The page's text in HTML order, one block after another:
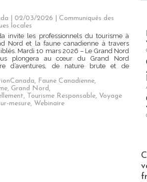
| 02/03/2026
Communiqués des
locales
invite les professionnels du tourisme à
Nord et la faune canadienne à travers
Mardi 10 mars 2026 – Le Grand Nord
plongera au cœur du Grand Nord
d’aventures, de nature brute et de
, Faune Canadienne,
, Grand Nord,
, Tourisme Responsable, Voyage
mesure, Webinaire